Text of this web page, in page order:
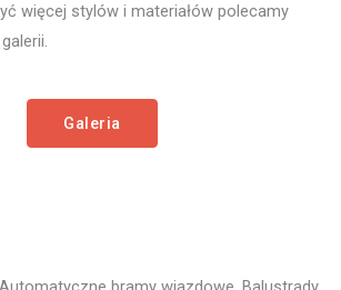
więcej stylów i materiałów polecamy
Galeria